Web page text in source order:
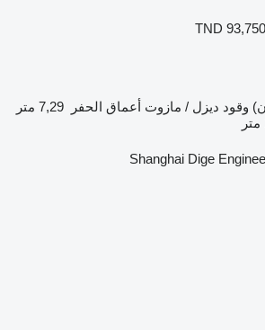
TND
وقود ديزل / مازوت أعماق الحفر
7,29 متر
Shanghai Dige